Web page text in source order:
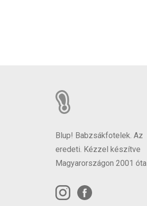
Blup! Babzsákfotelek. Az
eredeti. Kézzel készítve
Magyarországon 2001 óta